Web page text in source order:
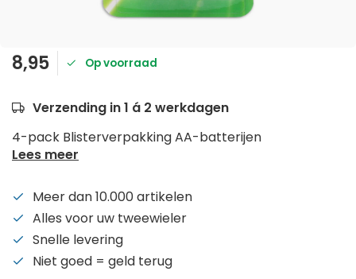
8,95 Op voorraad
Verzending in 1 á 2 werkdagen
4-pack Blisterverpakking AA-batterijen
Lees meer
Meer dan 10.000 artikelen
Alles voor uw tweewieler
Snelle levering
Niet goed = geld terug